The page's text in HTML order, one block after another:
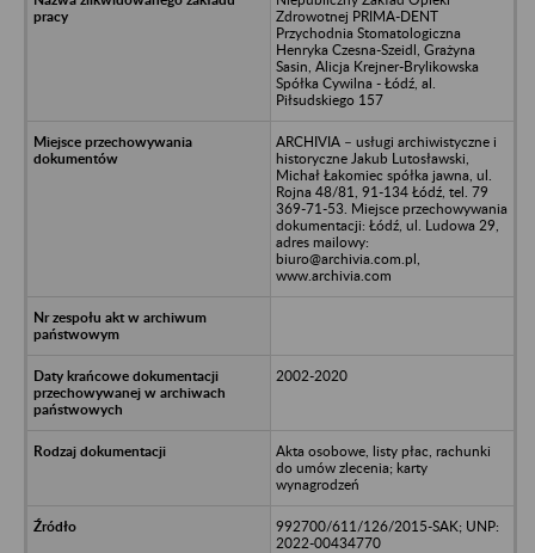
Zdrowotnej PRIMA-DENT
Przychodnia Stomatologiczna
Henryka Czesna-Szeidl, Grażyna
Sasin, Alicja Krejner-Brylikowska
Spółka Cywilna - Łódź, al.
Piłsudskiego 157
ARCHIVIA – usługi archiwistyczne i
historyczne Jakub Lutosławski,
Michał Łakomiec spółka jawna, ul.
Rojna 48/81, 91-134 Łódź, tel. 79
369-71-53. Miejsce przechowywania
dokumentacji: Łódź, ul. Ludowa 29,
adres mailowy:
biuro@archivia.com.pl,
www.archivia.com
2002-2020
Akta osobowe, listy płac, rachunki
do umów zlecenia; karty
wynagrodzeń
992700/611/126/2015-SAK; UNP:
2022-00434770